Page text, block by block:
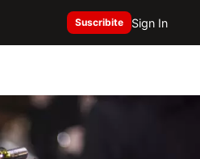
Suscribite Sign In